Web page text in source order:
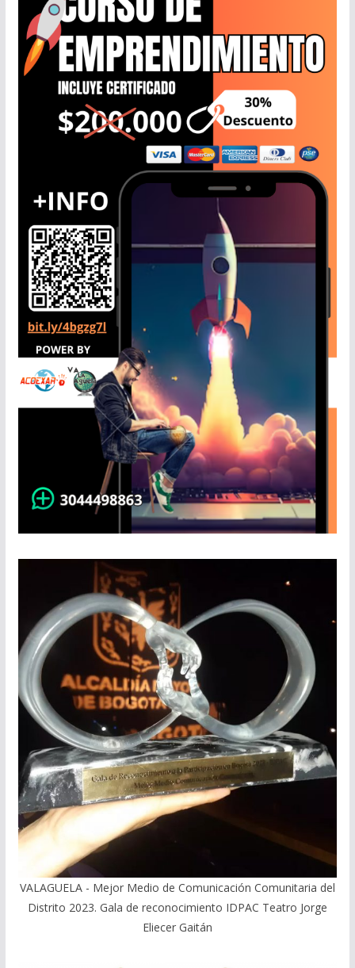
VALAGUELA - Mejor Medio de Comunicación Comunitaria del
Distrito 2023. Gala de reconocimiento IDPAC Teatro Jorge
Eliecer Gaitán